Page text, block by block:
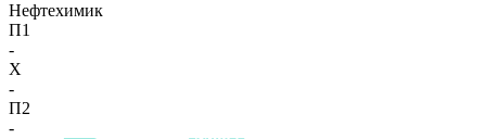
Нефтехимик
П1
-
X
-
П2
-